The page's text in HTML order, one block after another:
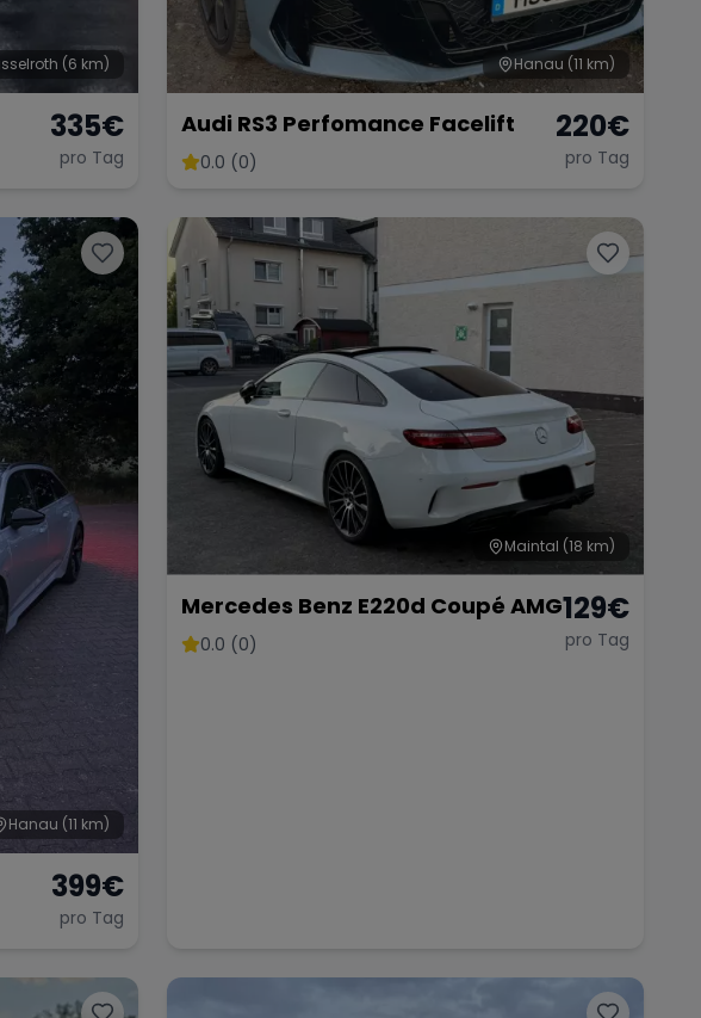
(6 km)
335€
pro Tag
Hanau (11 km)
Audi RS3 Perfomance Facelift
0.0 (0)
220€
pro Tag
Hanau (11 km)
399€
pro Tag
Maintal (18 km)
Mercedes Benz E220d Coupé AMG
0.0 (0)
129€
pro Tag